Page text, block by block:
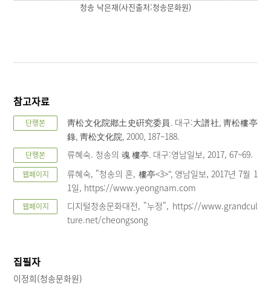
청송 낙은재(사진출처:청송문화원)
참고자료
단행본
靑松文化院鄕土史硏究委員. 대구:大譜社, 靑松樓亭
錄, 靑松文化院, 2000, 187~188.
단행본 류혜숙. 청송의 魂 樓亭. 대구:영남일보, 2017, 67~69.
웹페이지
류혜숙, "청송의 혼, 樓亭<3>", 영남일보, 2017년 7월 1
1일, https://www.yeongnam.com
웹페이지
디지털청송문화대전, "누정", https://www.grandcul
ture.net/cheongsong
집필자
이정희(청송문화원)